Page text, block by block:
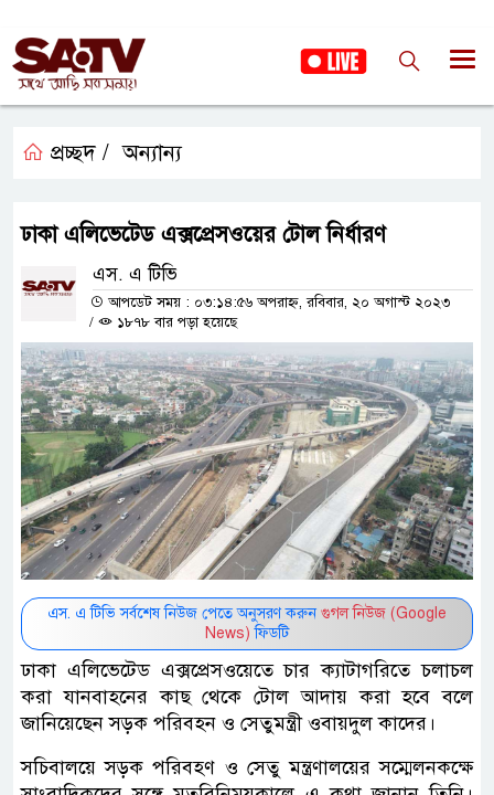
প্রচ্ছদ / অন্যান্য
ঢাকা এলিভেটেড এক্সপ্রেসওয়ের টোল নির্ধারণ
এস. এ টিভি
আপডেট সময় : ০৩:১৪:৫৬ অপরাহ্ন, রবিবার, ২০ অগাস্ট ২০২৩
/
১৮৭৮ বার পড়া হয়েছে
এস. এ টিভি সর্বশেষ নিউজ পেতে অনুসরণ করুন গুগল নিউজ (Google
News) ফিডটি
ঢাকা এলিভেটেড এক্সপ্রেসওয়েতে চার ক্যাটাগরিতে চলাচল
করা যানবাহনের কাছ থেকে টোল আদায় করা হবে বলে
জানিয়েছেন সড়ক পরিবহন ও সেতুমন্ত্রী ওবায়দুল কাদের।
সচিবালয়ে সড়ক পরিবহণ ও সেতু মন্ত্রণালয়ের সম্মেলনকক্ষে